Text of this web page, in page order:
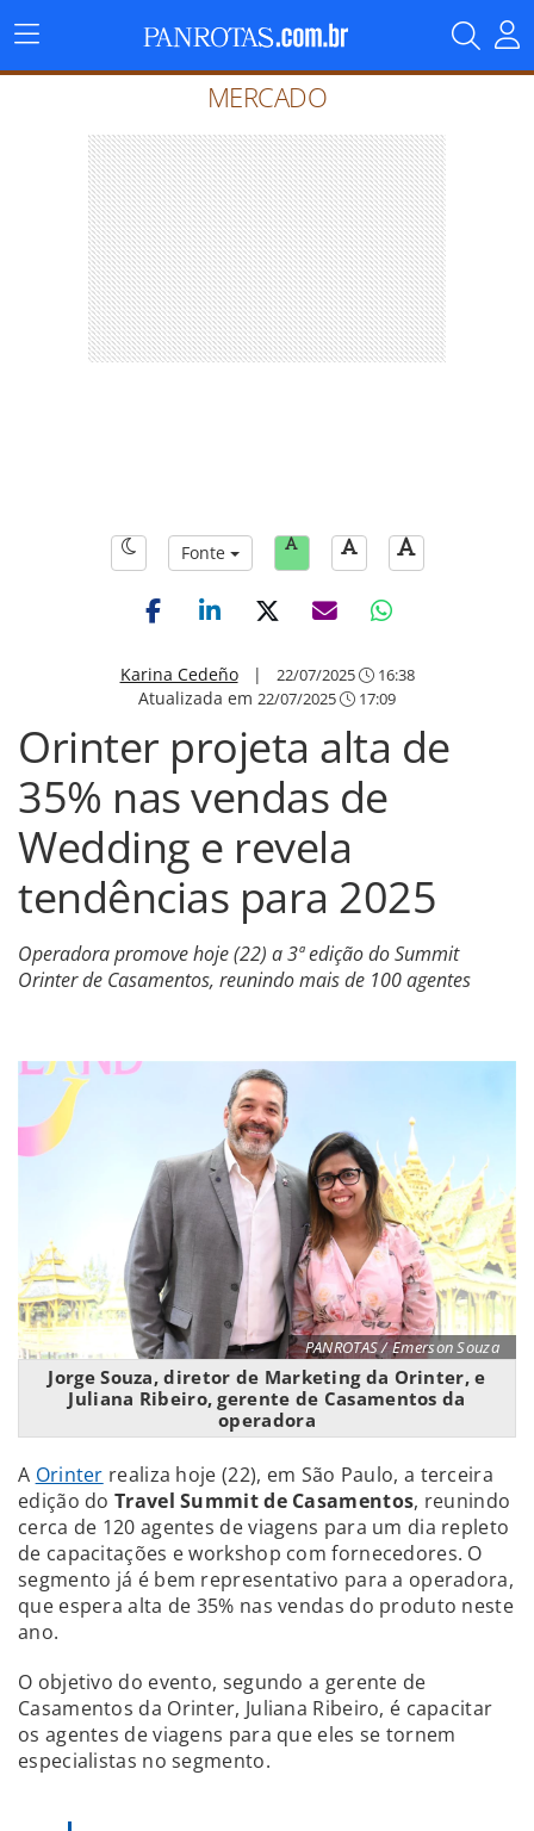
Menu
Principal
MERCADO
Fonte
Karina Cedeño| 22/07/2025 16:38
Atualizada em 22/07/2025 17:09
Orinter projeta alta de
35% nas vendas de
Wedding e revela
tendências para 2025
Operadora promove hoje (22) a 3ª edição do Summit
Orinter de Casamentos, reunindo mais de 100 agentes
PANROTAS / Emerson Souza
Jorge Souza, diretor de Marketing da Orinter, e
Juliana Ribeiro, gerente de Casamentos da
operadora
A Orinter realiza hoje (22), em São Paulo, a terceira
edição doTravel Summit de Casamentos, reunindo
cerca de 120 agentes de viagens para um dia repleto
de capacitações e workshop com fornecedores. O
segmento já é bem representativo para a operadora,
que espera alta de 35% nas vendas do produto neste
ano.
O objetivo do evento, segundo a gerente de
Casamentos da Orinter, Juliana Ribeiro, é capacitar
os agentes de viagens para que eles se tornem
especialistas no segmento.